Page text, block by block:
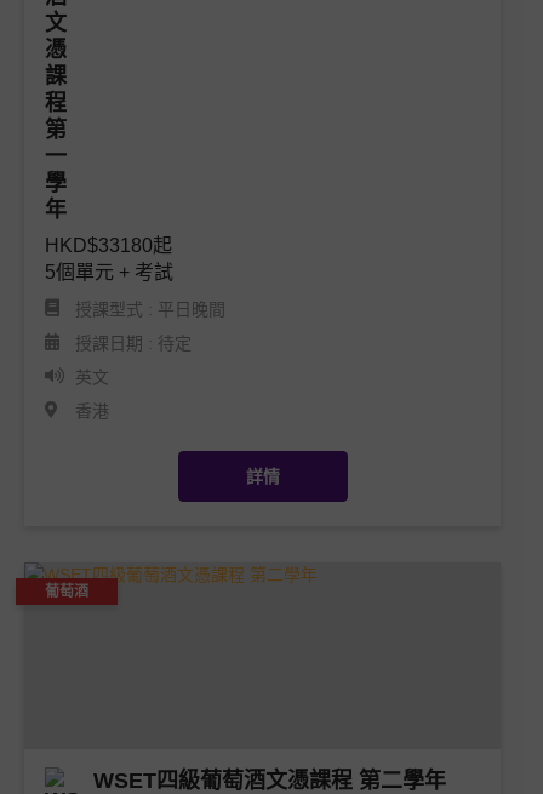
語言 : 繁體
預訂條款和條件
投訴政策
利益衝突政策
資料私隱政策
多元共融與平等政策
不當行為與違規操作政策
HKD$33180起
5個單元 + 考試
授課型式 : 平日晚間
授課日期 : 待定
英文
香港
詳情
葡萄酒
WSET四級葡萄酒文憑課程 第二學年